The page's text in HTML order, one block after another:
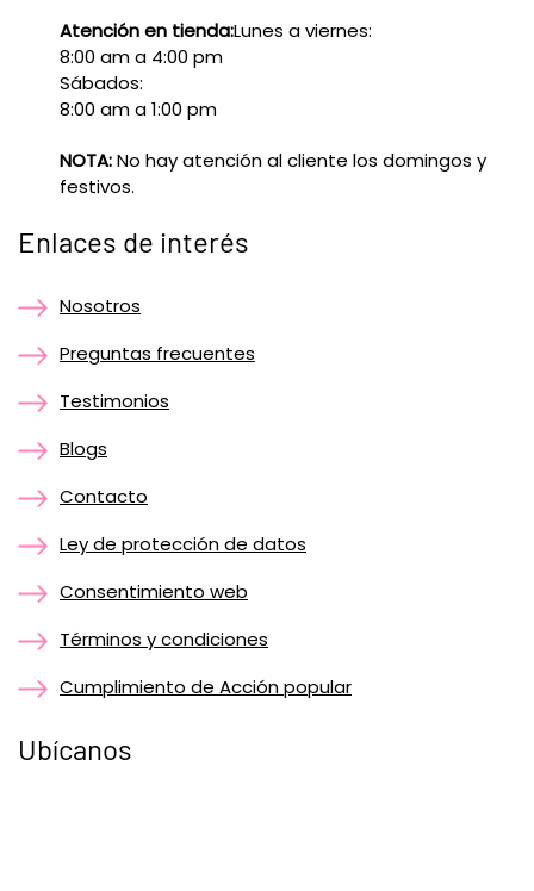
Atención en tienda:Lunes a viernes:
8:00 am a 4:00 pm
Sábados:
8:00 am a 1:00 pm
NOTA:No hay atención al cliente los domingos y
festivos.
Enlaces de interés
Nosotros
Preguntas frecuentes
Testimonios
Blogs
Contacto
Ley de protección de datos
Consentimiento web
Términos y condiciones
Cumplimiento de Acción popular
Ubícanos